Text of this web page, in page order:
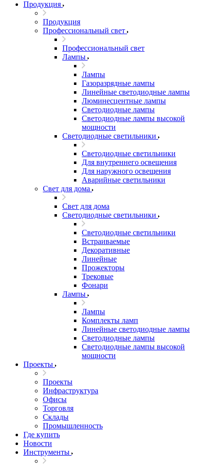
Продукция
Продукция
Профессиональный свет
Профессиональный свет
Лампы
Лампы
Газоразрядные лампы
Линейные светодиодные лампы
Люминесцентные лампы
Светодиодные лампы
Светодиодные лампы высокой
мощности
Светодиодные светильники
Светодиодные светильники
Для внутреннего освещения
Для наружного освещения
Аварийные светильники
Свет для дома
Свет для дома
Светодиодные светильники
Светодиодные светильники
Встраиваемые
Декоративные
Линейные
Прожекторы
Трековые
Фонари
Лампы
Лампы
Комплекты ламп
Линейные светодиодные лампы
Светодиодные лампы
Светодиодные лампы высокой
мощности
Проекты
Проекты
Инфраструктура
Офисы
Торговля
Склады
Промышленность
Где купить
Новости
Инструменты